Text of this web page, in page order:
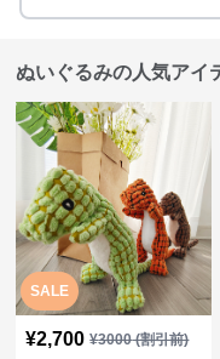
ぬいぐるみの人気アイ
SALE
¥2,700 ¥3000(割引前)